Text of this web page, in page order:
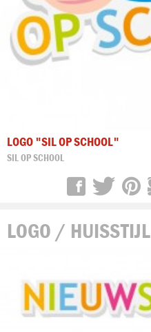
LOGO "SIL OP SCHOOL"
SIL OP SCHOOL
LOGO / HUISSTIJL